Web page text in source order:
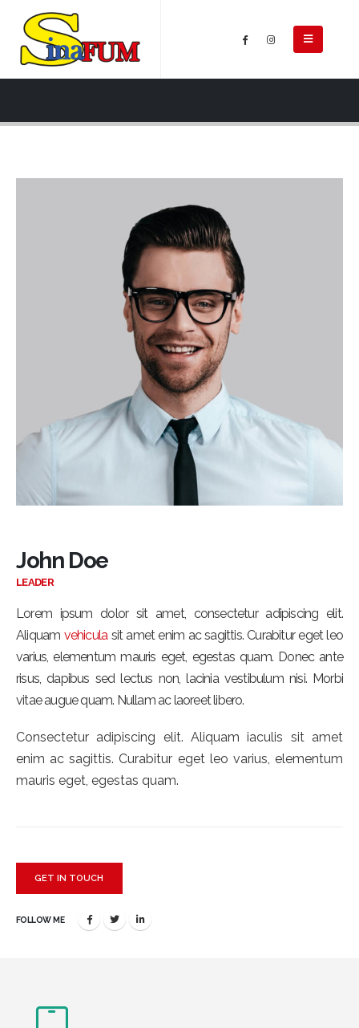
John Doe
LEADER
Lorem ipsum dolor sit amet, consectetur adipiscing elit.
Aliquam vehiculasit amet enim ac sagittis. Curabitur eget leo
varius, elementum mauris eget, egestas quam. Donec ante
risus, dapibus sed lectus non, lacinia vestibulum nisi. Morbi
vitae augue quam. Nullam ac laoreet libero.
Consectetur adipiscing elit. Aliquam iaculis sit amet
enim ac sagittis. Curabitur eget leo varius, elementum
mauris eget, egestas quam.
GET IN TOUCH
FOLLOW ME